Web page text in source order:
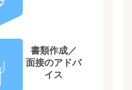
書類作成／
面接のアドバ
イス